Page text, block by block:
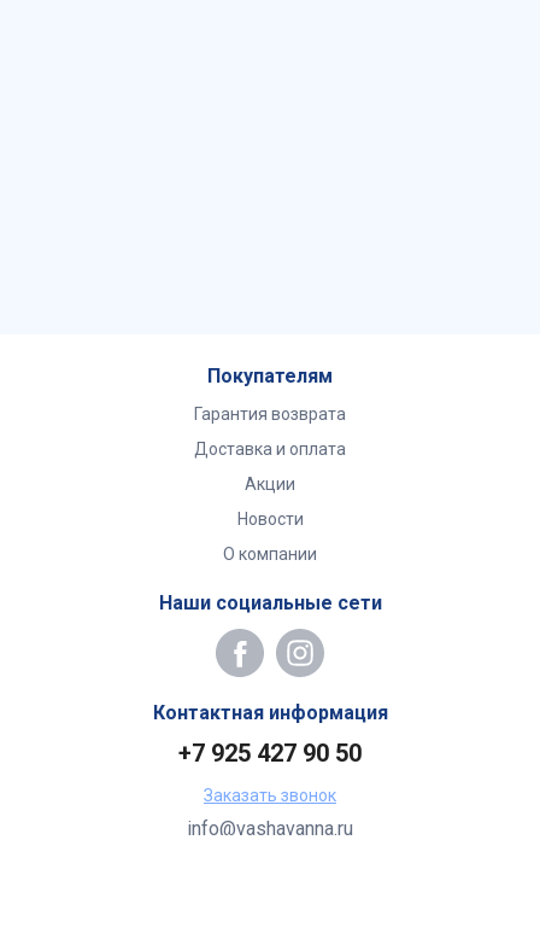
Покупателям
Гарантия возврата
Доставка и оплата
Акции
Новости
О компании
Наши социальные сети
Контактная информация
+7 925 427 90 50
Заказать звонок
info@vashavanna.ru